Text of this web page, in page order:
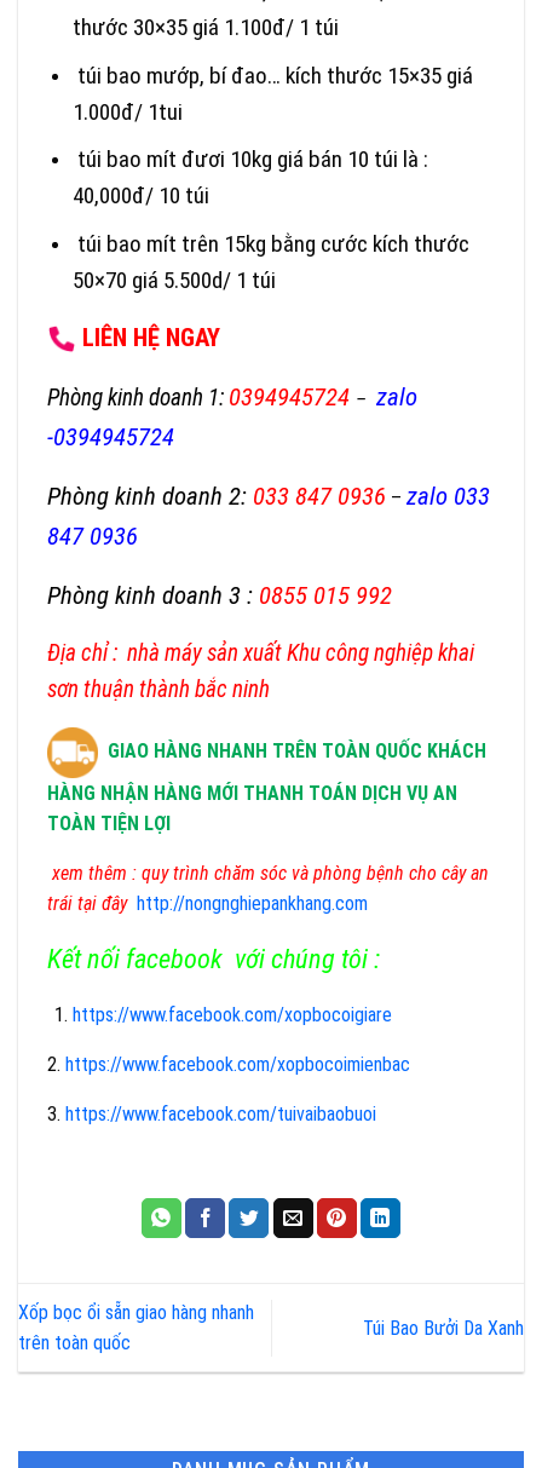
thước 30×35 giá 1.100đ/ 1 túi
túi bao mướp, bí đao… kích thước 15×35 giá
1.000đ/ 1tui
túi bao mít đươi 10kg giá bán 10 túi là :
40,000đ/ 10 túi
túi bao mít trên 15kg bằng cước kích thước
50×70 giá 5.500d/ 1 túi
LIÊN HỆ NGAY
Phòng kinh doanh 1: 0394945724 – zalo
-0394945724
Phòng kinh doanh 2: 033 847 0936 – zalo 033
847 0936
Phòng kinh doanh 3 : 0855 015 992
Địa chỉ : nhà máy sản xuất Khu công nghiệp khai
sơn thuận thành bắc ninh
GIAO HÀNG NHANH TRÊN TOÀN QUỐC KHÁCH
HÀNG NHẬN HÀNG MỚI THANH TOÁN DỊCH VỤ AN
TOÀN TIỆN LỢI
xem thêm : quy trình chăm sóc và phòng bệnh cho cây an
trái tại đây http://nongnghiepankhang.com
Kết nối facebook với chúng tôi :
https://www.facebook.com/xopbocoigiare
2. https://www.facebook.com/xopbocoimienbac
3. https://www.facebook.com/tuivaibaobuoi
Xốp bọc ổi sẵn giao hàng nhanh
trên toàn quốc
Túi Bao Bưởi Da Xanh